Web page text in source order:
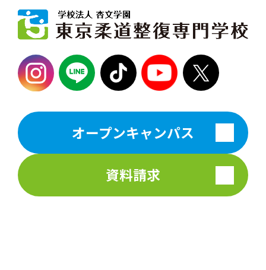
オープンキャンパス
資料請求